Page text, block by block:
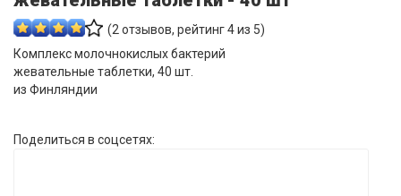
(2 отзывов, рейтинг4из 5)
Комплекс молочнокислых бактерий
жевательные таблетки, 40 шт.
из Финляндии
Поделиться в соцсетях: